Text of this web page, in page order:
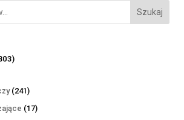
Szukaj
803
241241
produktów
1717